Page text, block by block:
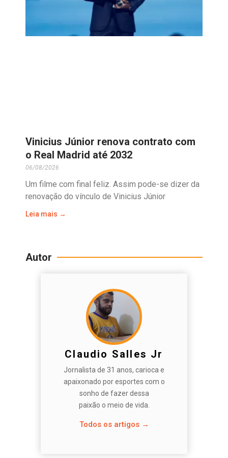
Vinicius Júnior renova contrato com
o Real Madrid até 2032
06/08/2026
Um filme com final feliz. Assim pode-se dizer da
renovação do vínculo de Vinicius Júnior
Leia mais →
Autor
Claudio Salles Jr
Jornalista de 31 anos, carioca e
apaixonado por esportes com o
sonho de fazer dessa
paixão o meio de vida.
Todos os artigos →